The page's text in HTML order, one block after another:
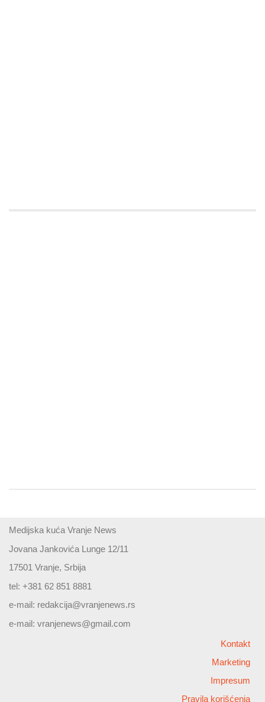
Medijska kuća Vranje News
Jovana Jankovića Lunge 12/11
17501 Vranje, Srbija
tel: +381 62 851 8881
e-mail: redakcija@vranjenews.rs
e-mail: vranjenews@gmail.com
Kontakt
Marketing
Impresum
Pravila korišćenja